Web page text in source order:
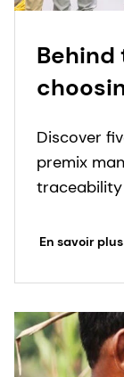
Behind
than
Discover
premix
En savoir plus